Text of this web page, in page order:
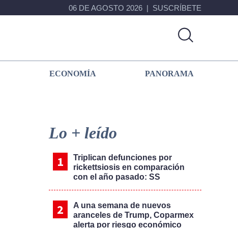
06 DE AGOSTO 2026 SUSCRÍBETE
ECONOMÍA PANORAMA
Sidebar
Lo + leído
Triplican defunciones por
rickettsiosis en comparación
con el año pasado: SS
A una semana de nuevos
aranceles de Trump, Coparmex
alerta por riesgo económico